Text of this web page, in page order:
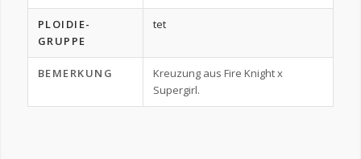
PLOIDIE-
GRUPPE
tet
BEMERKUNG
Kreuzung aus Fire Knight x
Supergirl.